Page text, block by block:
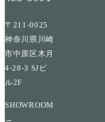
〒211-0025
神奈川県川崎
市中原区木月
4-28-3 SJビ
ル2F
SHOWROOM
→